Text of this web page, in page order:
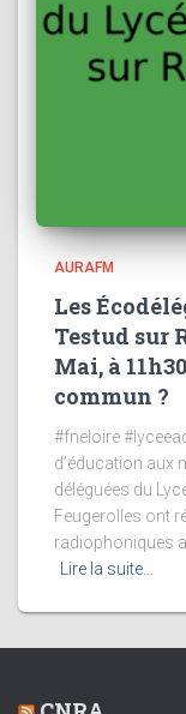
AURAFM
Les
Testud sur
Mai, à
commun ?
#fneloire
d’éducation aux
déléguées du
Feugerolles ont
radiophoniques
Lire la suite…